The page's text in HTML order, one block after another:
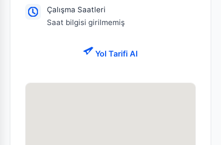
Çalışma Saatleri
Saat bilgisi girilmemiş
Yol Tarifi Al